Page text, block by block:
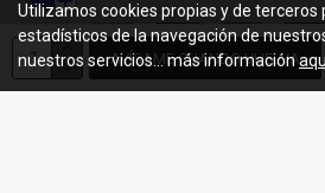
AVÍSAME CUANDO VUELVA
Utilizamos cookies propias y de
estadísticos de la navegación de
nuestros servicios... más información